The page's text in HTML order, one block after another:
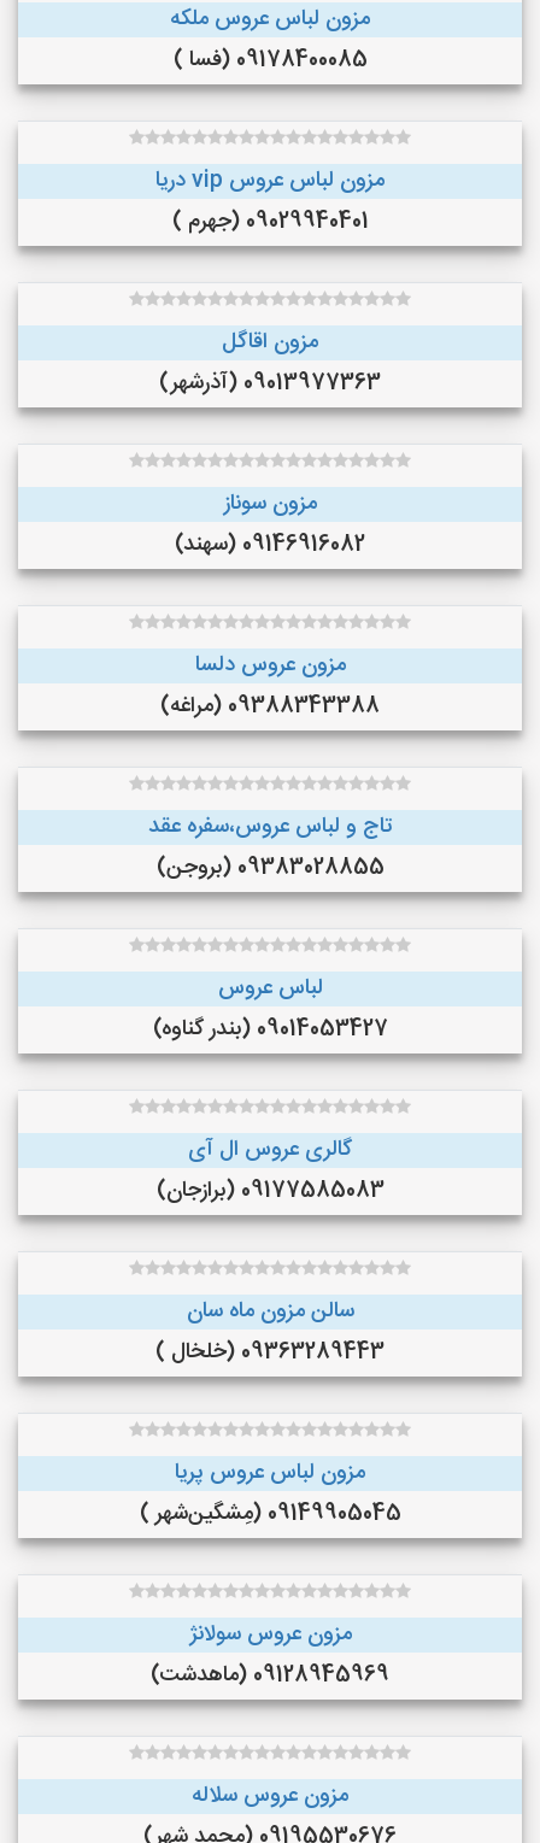
مزون لباس عروس ملکه
09178400085 (فسا )
مزون لباس عروس vip دریا
09029940401 (جهرم )
مزون اقاگل
09013977363 (آذرشهر)
مزون سوناز
09146916082 (سهند)
مزون عروس دلسا
09388343388 (مراغه)
تاج و لباس عروس،سفره عقد
09383028855 (بروجن)
لباس عروس
09014053427 (بندر گناوه)
گالری عروس ال آی
09177585083 (برازجان)
سالن مزون ماه سان
09363289443 (خلخال )
مزون لباس عروس پریا
09149905045 (مِشگین‌شهر )
مزون عروس سولانژ
09128945969 (ماهدشت)
مزون عروس سلاله